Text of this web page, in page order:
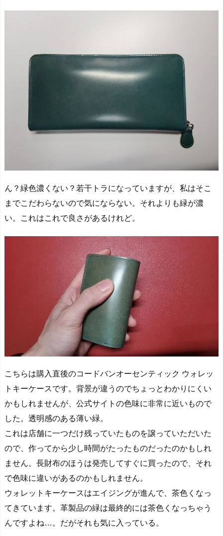
ん？緑色濃くない？ 若干トラになっていますが、私はそこ
までこだわらないので気にならない。それよりも緑が濃
い。これはこれで良さがあるけれど。
こちらは購入直後のコードバンオーセンティック ウォレッ
トキーケースです。背景が違うのでちょっとわかりにくい
かもしれませんが、公式サイトの色味に非常に近いもので
した。透明感のある薄い緑。
これは店舗に一つだけ残っていたものを譲っていただいた
ので、作ってから少し時間がたったものだったのかもしれ
ません。長財布のほうは発売してすぐに買ったので、それ
で色味に違いがあるのかもしれません。
ウォレットキーケースはエイジングが進んで、茶色くなっ
てきています。 革製品の緑は最終的には茶色くなっちゃう
んですよね…。 だがそれも気に入っている。